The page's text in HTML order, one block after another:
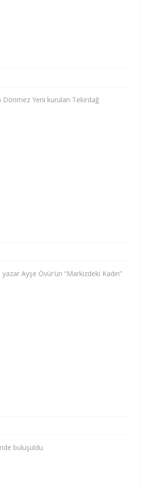
Dönmez Yeni kurulan Tekirdağ
Ayşe Övür’ün “Markizdeki Kadın”
buluşuldu.